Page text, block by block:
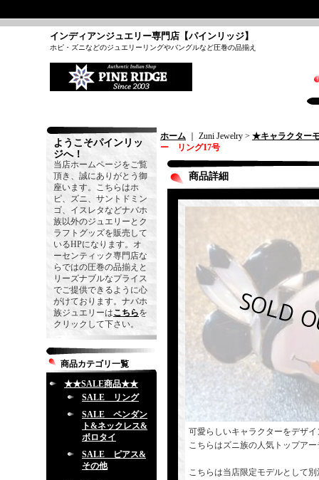
インディアンジュエリー専門店【パインリッジ】
ホピ・ズニなどのジュエリーリングやバングルなど圧巻の品揃え
ようこそパインリッ
ジへ！
当店ホームページをご覧
頂き、誠にありがとう御
座います。こちらはホ
ピ、ズニ、サントドミン
ゴ、イスレタなどナバホ
族以外のジュエリーとク
ラフトグッズを販売して
いるHPになります。オ
ーセンティック専門店な
らではの圧巻の品揃えと
リーズナブルなプライス
でご提供できるように心
がけております。ナバホ
族ジュエリーはこちらを
クリックして下さい。
商品カテゴリ一覧
★★SALE商品★★
SALE リング
SALE ペンダン
ト&ネックレス&
ボロタイ
SALE ピアス&
その他
ホーム ｜ Zuni Jewelry > ★キャラクター
ー リング17号
商品詳細
可愛らしいキャラクターをデザ
こちらはズニ族の人気トップア
こちらは当店限定モデルとして